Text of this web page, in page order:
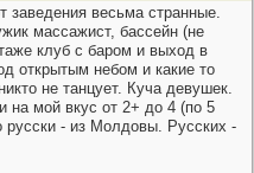
весьма странные.
массажист, бассейн (не
клуб с баром и выход в
открытым небом и какие то
не танцует. Куча девушек.
на мой вкус от 2+ до 4 (по 5
русски - из Молдовы. Русских -